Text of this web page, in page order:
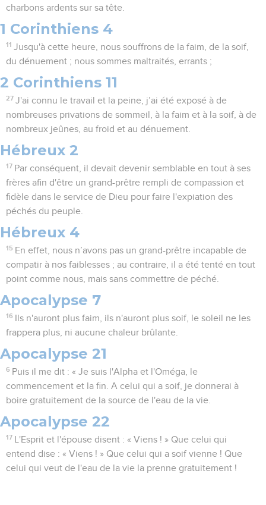
charbons ardents sur sa tête.
1 Corinthiens 4
11 Jusqu'à cette heure, nous souffrons de la faim, de la soif,
du dénuement ; nous sommes maltraités, errants ;
2 Corinthiens 11
27 J'ai connu le travail et la peine, j’ai été exposé à de
nombreuses privations de sommeil, à la faim et à la soif, à de
nombreux jeûnes, au froid et au dénuement.
Hébreux 2
17 Par conséquent, il devait devenir semblable en tout à ses
frères afin d'être un grand-prêtre rempli de compassion et
fidèle dans le service de Dieu pour faire l'expiation des
péchés du peuple.
Hébreux 4
15 En effet, nous n’avons pas un grand-prêtre incapable de
compatir à nos faiblesses ; au contraire, il a été tenté en tout
point comme nous, mais sans commettre de péché.
Apocalypse 7
16
Ils n'auront plus faim, ils n'auront plus soif, le soleil ne les
frappera plus, ni aucune chaleur brûlante.
Apocalypse 21
6 Puis il me dit : « Je suis l'Alpha et l'Oméga, le
commencement et la fin. A celui qui a soif, je donnerai à
boire gratuitement de la source de l'eau de la vie.
Apocalypse 22
17
L'Esprit et l'épouse disent : « Viens ! » Que celui qui
entend dise : « Viens ! » Que celui qui a soif vienne ! Que
celui qui veut de l'eau de la vie la prenne gratuitement !